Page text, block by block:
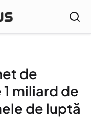
de
miliard de
de luptă